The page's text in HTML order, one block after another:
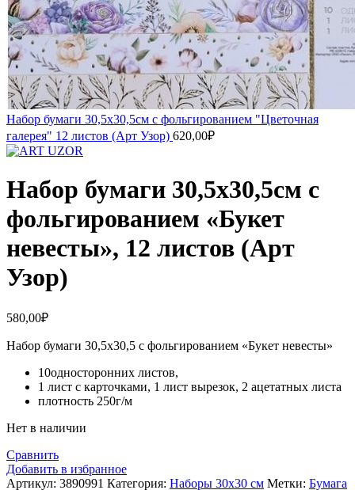
Набор бумаги 30,5х30,5см с фольгированием "Цветочная
галерея" 12 листов (Арт Узор) 620,00₽
Набор бумаги 30,5х30,5см с
фольгированием «Букет
невесты», 12 листов (Арт
Узор)
580,00₽
Набор бумаги 30,5х30,5 с фольгированием «Букет невесты»
10односторонних листов,
1 лист с карточками, 1 лист вырезок, 2 ацетатных листа
плотность 250г/м
Нет в наличии
Сравнить
Добавить в избранное
Артикул: 3890991 Категория: Наборы 30х30 см Метки: Бумага